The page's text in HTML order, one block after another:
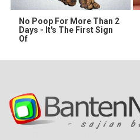
No Poop For More Than 2
Days - It's The First Sign
Of